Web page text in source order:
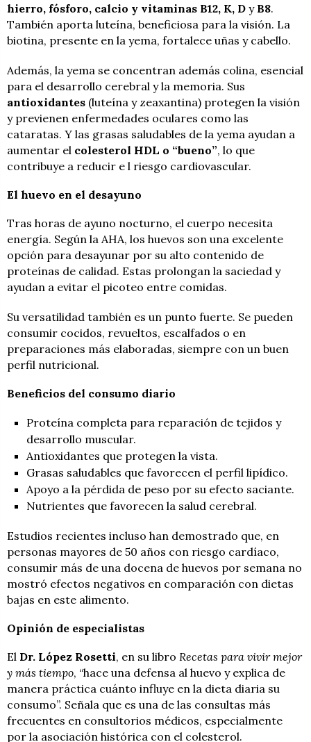
hierro, fósforo, calcio y vitaminas B12, K, D y B8.
También aporta luteína, beneficiosa para la visión. La
biotina, presente en la yema, fortalece uñas y cabello.
Además, la yema se concentran además colina, esencial
para el desarrollo cerebral y la memoria. Sus
antioxidantes (luteína y zeaxantina) protegen la visión
y previenen enfermedades oculares como las
cataratas. Y las grasas saludables de la yema ayudan a
aumentar el colesterol HDL o “bueno”, lo que
contribuye a reducir e l riesgo cardiovascular.
El huevo en el desayuno
Tras horas de ayuno nocturno, el cuerpo necesita
energía. Según la AHA, los huevos son una excelente
opción para desayunar por su alto contenido de
proteínas de calidad. Estas prolongan la saciedad y
ayudan a evitar el picoteo entre comidas.
Su versatilidad también es un punto fuerte. Se pueden
consumir cocidos, revueltos, escalfados o en
preparaciones más elaboradas, siempre con un buen
perfil nutricional.
Beneficios del consumo diario
Proteína completa para reparación de tejidos y
desarrollo muscular.
Antioxidantes que protegen la vista.
Grasas saludables que favorecen el perfil lipídico.
Apoyo a la pérdida de peso por su efecto saciante.
Nutrientes que favorecen la salud cerebral.
Estudios recientes incluso han demostrado que, en
personas mayores de 50 años con riesgo cardíaco,
consumir más de una docena de huevos por semana no
mostró efectos negativos en comparación con dietas
bajas en este alimento.
Opinión de especialistas
El Dr. López Rosetti, en su libro Recetas para vivir mejor
y más tiempo, “hace una defensa al huevo y explica de
manera práctica cuánto influye en la dieta diaria su
consumo”. Señala que es una de las consultas más
frecuentes en consultorios médicos, especialmente
por la asociación histórica con el colesterol.